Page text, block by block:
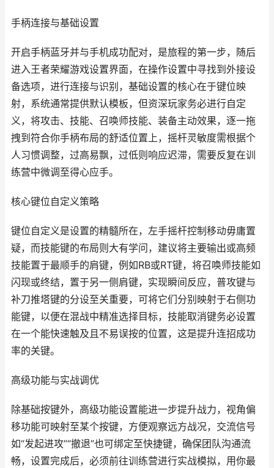
手柄连接与基础设置
开启手柄蓝牙并与手机成功配对，是旅程的第一步，随后
进入王者荣耀游戏设置界面，在操作设置中寻找到外接设
备选项，进行连接与识别，基础设置的核心在于键位映
射，系统通常提供默认模板，但资深玩家务必进行自定
义，将攻击、技能、召唤师技能、装备主动效果，逐一拖
拽到符合你手柄布局的舒适位置上，摇杆灵敏度需根据个
人习惯调整，过高易飘，过低则响应迟滞，需要反复在训
练营中微调至得心应手。
核心键位自定义策略
键位自定义是设置的精髓所在，左手摇杆控制移动毋庸置
疑，而技能键的布局则大有学问，建议将主要输出或高频
技能置于最顺手的肩键，例如RB或RT键，将召唤师技能如
闪现或终结，置于另一侧肩键，实现瞬间反应，普攻键与
补刀推塔键的分设至关重要，可将它们分别映射于右侧功
能键，以便在混战中精准选择目标，技能取消键务必设置
在一个能快速触及且不易误按的位置，这是提升连招成功
率的关键。
高级功能与实战调优
除基础按键外，高级功能设置能进一步提升战力，视角偏
移功能可映射至某个按键，方便观察远方战况，交流信号
如“发起进攻”“撤退”也可绑定至快捷键，确保团队沟通流
畅，设置完成后，必须前往训练营进行实战模拟，用你最